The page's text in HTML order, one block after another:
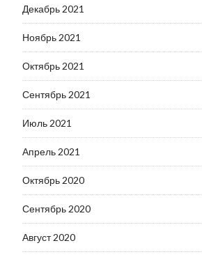
Декабрь 2021
Ноябрь 2021
Октябрь 2021
Сентябрь 2021
Июль 2021
Апрель 2021
Октябрь 2020
Сентябрь 2020
Август 2020